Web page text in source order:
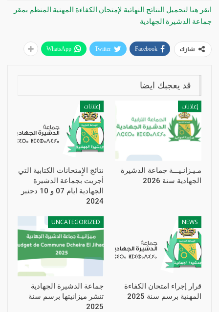
انقر هنا لتحميل النتائج النهائية لإمتحان الكفاءة المهنية المنظم بمقر
جماعة الدشيرة الجهادية
شارك Facebook
Twitter
WhatsApp
قد يعجبك ايضا
إعلانات
مـيـزانـيـــة جماعة الدشيرة
الجهادية سنة 2026
إعلانات
نتائج الإِمتحانات الكتابية التي
أجريت بجماعة الدشيرة
الجهادية ايام 07 و 10 دجنبر
2024
NEWS
قرار إجراء امتحان الكفاءة
المهنية برسم سنة 2025
UNCATEGORIZED
جماعة الدشيرة الجهادية
تنشر ميزانيتها برسم سنة
2025